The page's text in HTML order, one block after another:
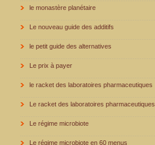
le monastère planétaire
Le nouveau guide des additifs
le petit guide des alternatives
Le prix à payer
le racket des laboratoires pharmaceutiques
Le racket des laboratoires pharmaceutiques
Le régime microbiote
Le régime microbiote en 60 menus